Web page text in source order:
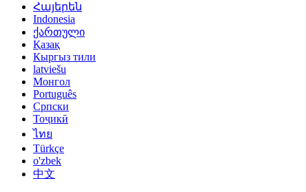
Հայերեն
Indonesia
ქართული
Қазақ
Кыргыз тили
latviešu
Монгол
Português
Српски
Тоҷикӣ
ไทย
Türkçe
o'zbek
中文